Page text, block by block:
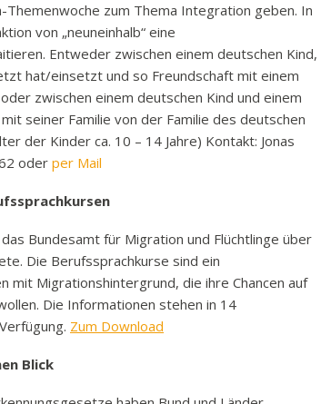
zum Thema Integration geben. In
von „neuneinhalb“ eine
Entweder zwischen einem deutschen Kind,
hat/einsetzt und so Freundschaft mit einem
zwischen einem deutschen Kind und einem
seiner Familie von der Familie des deutschen
der Kinder ca. 10 – 14 Jahre) Kontakt: Jonas
oder per Mail
Bundesamt für Migration und Flüchtlinge über
Die Berufssprachkurse sind ein
mit Migrationshintergrund, die ihre Chancen auf
Die Informationen stehen in 14
Zum Download
Blick